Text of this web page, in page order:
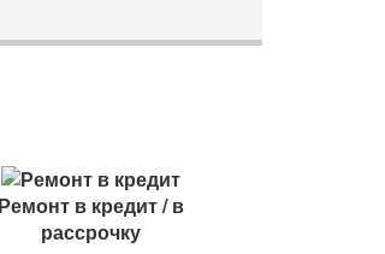
6250
2500
1875
Ремонт в кредит / в
рассрочку